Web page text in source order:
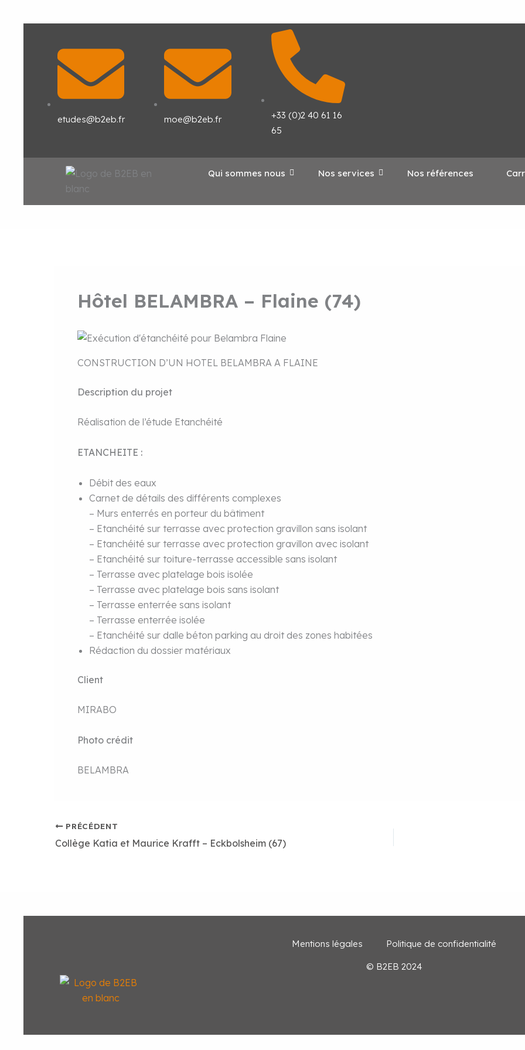
etudes@b2eb.fr moe@b2eb.fr
+33 (0)2 40 61 16
65
Qui sommes nous Nos services Nos références
Hôtel BELAMBRA – Flaine (74)
CONSTRUCTION D’UN HOTEL BELAMBRA A FLAINE
Description du projet
Réalisation de l’étude Etanchéité
ETANCHEITE :
Débit des eaux
Carnet de détails des différents complexes
– Murs enterrés en porteur du bâtiment
– Etanchéité sur terrasse avec protection gravillon sans isolant
– Etanchéité sur terrasse avec protection gravillon avec isolant
– Etanchéité sur toiture-terrasse accessible sans isolant
– Terrasse avec platelage bois isolée
– Terrasse avec platelage bois sans isolant
– Terrasse enterrée sans isolant
– Terrasse enterrée isolée
– Etanchéité sur dalle béton parking au droit des zones habitées
Rédaction du dossier matériaux
Client
MIRABO
Photo crédit
BELAMBRA
PRÉCÉDENT
Collège Katia et Maurice Krafft – Eckbolsheim (67)
Mentions légales Politique de confidentialité
© B2EB 2024